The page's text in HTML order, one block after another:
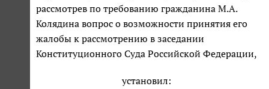
рассмотрев по требованию гражданина М.А.
Колядина вопрос о возможности принятия его
жалобы к рассмотрению в заседании
Конституционного Суда Российской Федерации,
установил: